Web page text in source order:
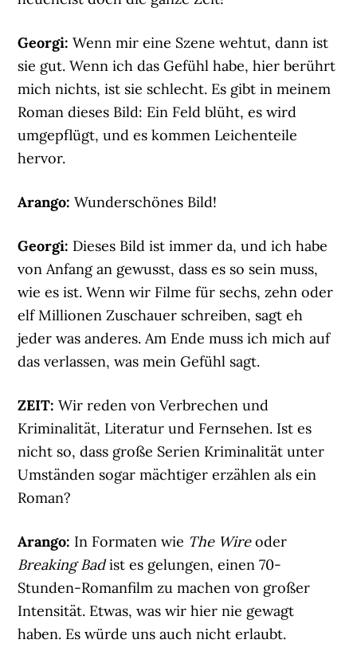
Georgi: Wenn mir eine Szene wehtut, dann ist
sie gut. Wenn ich das Gefühl habe, hier berührt
mich nichts, ist sie schlecht. Es gibt in meinem
Roman dieses Bild: Ein Feld blüht, es wird
umgepflügt, und es kommen Leichenteile
hervor.
Arango: Wunderschönes Bild!
Georgi: Dieses Bild ist immer da, und ich habe
von Anfang an gewusst, dass es so sein muss,
wie es ist. Wenn wir Filme für sechs, zehn oder
elf Millionen Zuschauer schreiben, sagt eh
jeder was anderes. Am Ende muss ich mich auf
das verlassen, was mein Gefühl sagt.
ZEIT: Wir reden von Verbrechen und
Kriminalität, Literatur und Fernsehen. Ist es
nicht so, dass große Serien Kriminalität unter
Umständen sogar mächtiger erzählen als ein
Roman?
Arango: In Formaten wie The Wireoder
Breaking Badist es gelungen, einen 70-
Stunden-Romanfilm zu machen von großer
Intensität. Etwas, was wir hier nie gewagt
haben. Es würde uns auch nicht erlaubt.